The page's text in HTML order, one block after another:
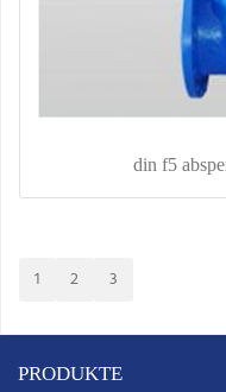
din f5
1 2 3
PRODUKTE